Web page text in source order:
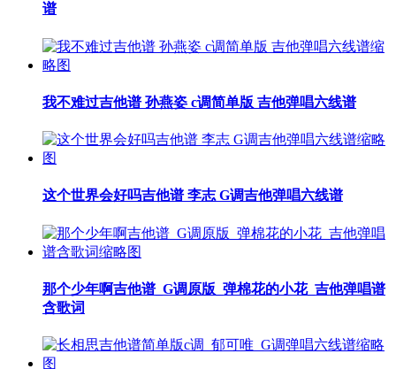
谱
我不难过吉他谱 孙燕姿 c调简单版 吉他弹唱六线谱
这个世界会好吗吉他谱 李志 G调吉他弹唱六线谱
那个少年啊吉他谱_G调原版_弹棉花的小花_吉他弹唱谱
含歌词